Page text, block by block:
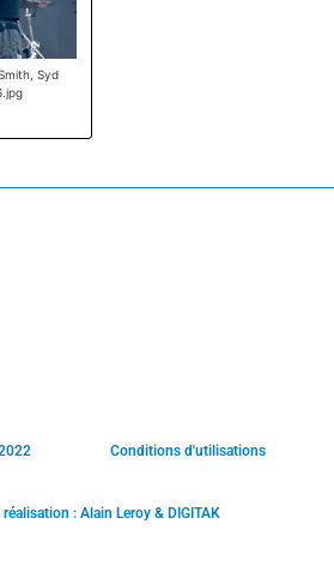
Syd
Conditions d'utilisations
: Alain Leroy & DIGITAK